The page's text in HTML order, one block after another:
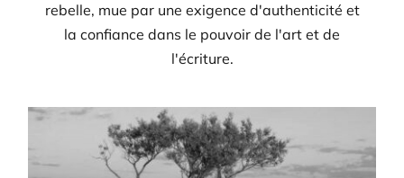
rebelle, mue par une exigence d'authenticité et
la confiance dans le pouvoir de l'art et de
l'écriture.